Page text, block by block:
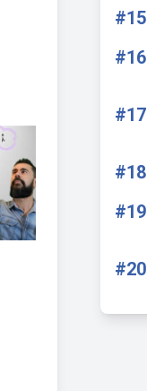
#15
#16
#17
#18
#19
#20